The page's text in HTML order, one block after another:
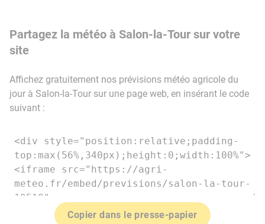
Partagez la météo à Salon-la-Tour sur votre
site
Affichez gratuitement nos prévisions météo agricole du
jour à Salon-la-Tour sur une page web, en insérant le code
suivant :
Copier dans le presse-papier